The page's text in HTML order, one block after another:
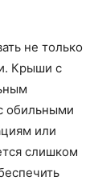
не только
Крыши с
обильными
или
слишком